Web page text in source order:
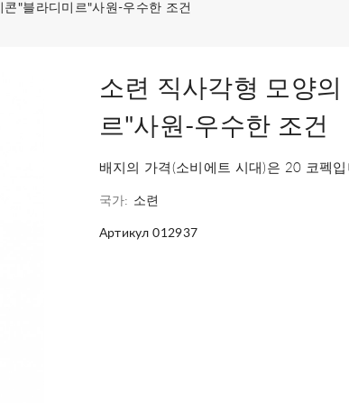
"블라디미르"사원-우수한 조건
소련 직사각형 모양의
르"사원-우수한 조건
배지의 가격(소비에트 시대)은 20 코펙
국가: 소련
Артикул 012937